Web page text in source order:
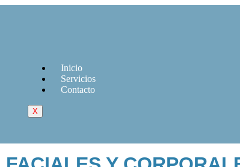
Inicio
Servicios
Contacto
X